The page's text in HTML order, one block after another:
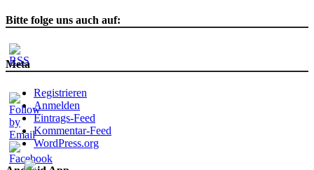
Bitte folge uns auch auf:
Meta
Registrieren
Anmelden
Eintrags-Feed
Kommentar-Feed
WordPress.org